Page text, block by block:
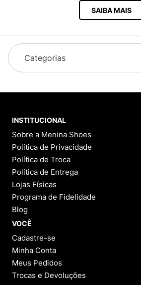
tendências e descobrir o que a New
amantes de bonés, a Menina
definitivo. Nossa extensa seleção
abrange desde os clássicos até os
New Era 59Fifty - O Clássico
elegante e variedade de
modelo continua a ser um dos
em particular, é um best-
toque de sofisticação a qualquer
New Era 9Forty -
você busca versatilidade, o
escolha ideal. Com sua
O modelo preto é
Para aqueles que
sacrificar o estilo, o New Era
certa. Com sua construção
ajusta perfeitamente à
máximo conforto.
SAIBA MAIS
Categorias
INSTITUCIONAL
Sobre a Menina Shoes
Política de Privacidade
Política de Troca
Política de Entrega
Lojas Físicas
Programa de Fidelidade
Blog
VOCÊ
Cadastre-se
Minha Conta
Meus Pedidos
Trocas e Devoluções